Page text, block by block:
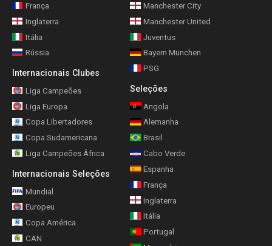
França
Inglaterra
Itália
Rússia
Internacionais Clubes
Liga Campeões
Liga Europa
Copa Libertadores
Copa Sudamericana
Liga Campeões África
Internacionais Seleções
Mundial
Europeu
Copa América
CAN
Manchester City
Manchester United
Juventus
Bayern München
PSG
Seleções
Angola
Alemanha
Brasil
Cabo Verde
Espanha
França
Inglaterra
Itália
Portugal